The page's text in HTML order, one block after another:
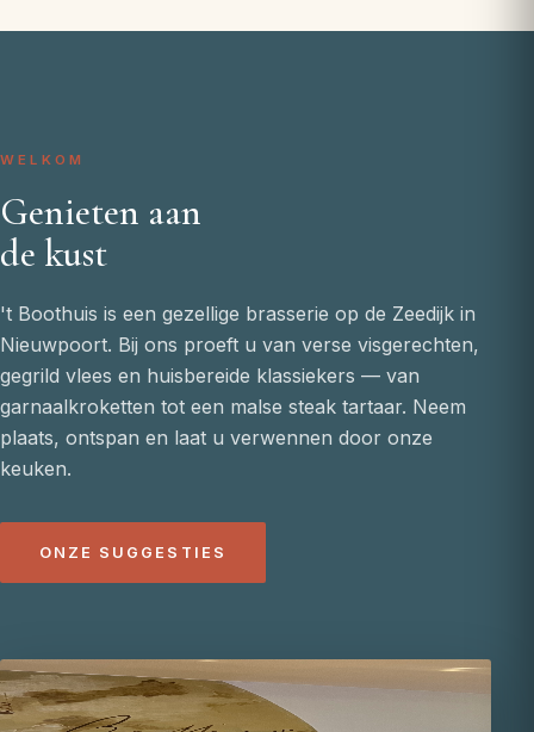
WELKOM
Genieten aan
de kust
't Boothuis is een gezellige brasserie op de Zeedijk in
Nieuwpoort. Bij ons proeft u van verse visgerechten,
gegrild vlees en huisbereide klassiekers — van
garnaalkroketten tot een malse steak tartaar. Neem
plaats, ontspan en laat u verwennen door onze
keuken.
ONZE SUGGESTIES